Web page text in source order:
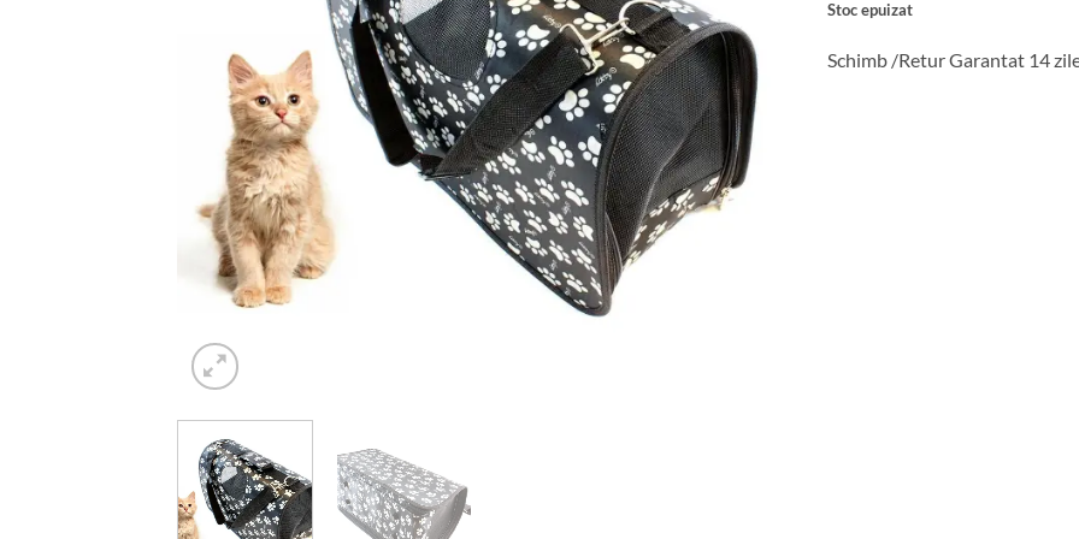
115 lei.
Stoc epuizat
Schimb /Retur Garantat 14